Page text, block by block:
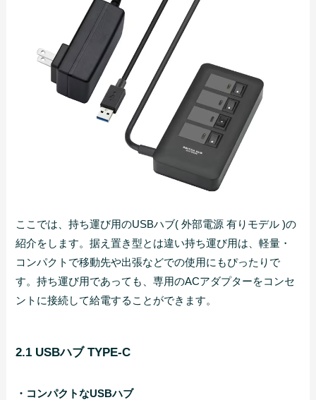
ここでは、持ち運び用のUSBハブ( 外部電源 有りモデル )の
紹介をします。据え置き型とは違い持ち運び用は、軽量・
コンパクトで移動先や出張などでの使用にもぴったりで
す。持ち運び用であっても、専用のACアダプターをコンセ
ントに接続して給電することができます。
2.1 USBハブ TYPE-C
・コンパクトなUSBハブ